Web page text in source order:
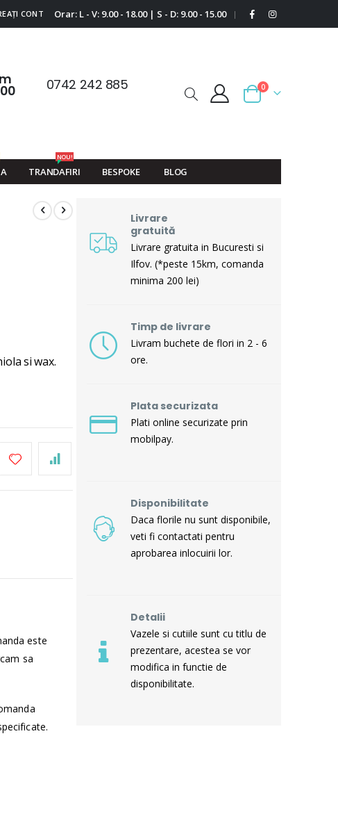
CONT Orar: L - V: 9.00 - 18.00 | S - D: 9.00 - 15.00 |
0742 242 885
Cart
0
TRANDAFIRI
NOU!
BESPOKE BLOG
si wax.
este
sa
Livrare
gratuită
Livrare gratuita in Bucuresti si
Ilfov. (*peste 15km, comanda
minima 200 lei)
Timp de livrare
Livram buchete de flori in 2 - 6
ore.
Plata securizata
Plati online securizate prin
mobilpay.
Disponibilitate
Daca florile nu sunt disponibile,
veti fi contactati pentru
aprobarea inlocuirii lor.
Detalii
Vazele si cutiile sunt cu titlu de
prezentare, acestea se vor
modifica in functie de
disponibilitate.